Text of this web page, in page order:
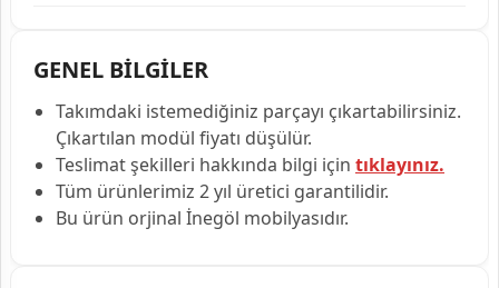
GENEL BİLGİLER
Takımdaki istemediğiniz parçayı çıkartabilirsiniz.
Çıkartılan modül fiyatı düşülür.
Teslimat şekilleri hakkında bilgi için tıklayınız.
Tüm ürünlerimiz 2 yıl üretici garantilidir.
Bu ürün orjinal İnegöl mobilyasıdır.